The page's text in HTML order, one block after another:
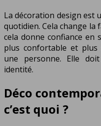
La décoration design est
quotidien. Cela change la
cela donne confiance en
plus confortable et
une personne. Elle
identité.
Déco
c’est quoi ?